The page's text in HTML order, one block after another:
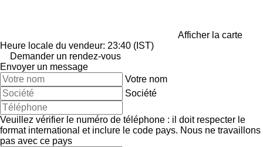
Afficher la carte
Heure locale du vendeur: 23:40 (IST)
Demander un rendez-vous
Envoyer un message
Votre nom
Société
Veuillez vérifier le numéro de téléphone : il doit respecter le
format international et inclure le code pays. Nous ne travaillons
pas avec ce pays